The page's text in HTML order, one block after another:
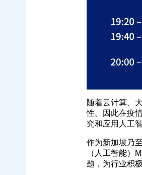
随着云计算、
性。因此在疫
究和应用人工
作为新加坡乃
（人工智能）
题，为行业积